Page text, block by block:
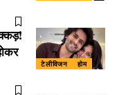
टेलीविजन होम